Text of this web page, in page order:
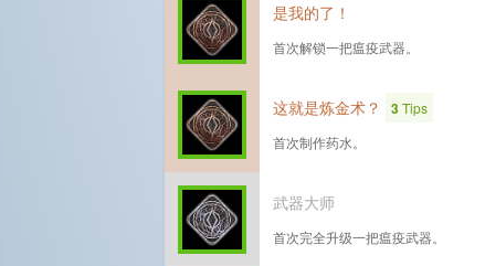
是我的了！
首次解锁一把瘟疫武器。
这就是炼金术？ 3Tips
首次制作药水。
武器大师
首次完全升级一把瘟疫武器。